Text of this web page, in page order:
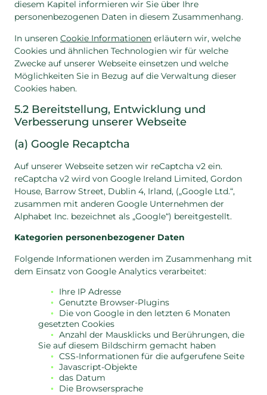
diesem Kapitel informieren wir Sie über Ihre
personenbezogenen Daten in diesem Zusammenhang.
In unseren Cookie Informationen erläutern wir, welche
Cookies und ähnlichen Technologien wir für welche
Zwecke auf unserer Webseite einsetzen und welche
Möglichkeiten Sie in Bezug auf die Verwaltung dieser
Cookies haben.
5.2 Bereitstellung, Entwicklung und
Verbesserung unserer Webseite
(a) Google Recaptcha
Auf unserer Webseite setzen wir reCaptcha v2 ein.
reCaptcha v2 wird von Google Ireland Limited, Gordon
House, Barrow Street, Dublin 4, Irland, („Google Ltd.“,
zusammen mit anderen Google Unternehmen der
Alphabet Inc. bezeichnet als „Google“) bereitgestellt.
Kategorien personenbezogener Daten
Folgende Informationen werden im Zusammenhang mit
dem Einsatz von Google Analytics verarbeitet:
Ihre IP Adresse
Genutzte Browser-Plugins
Die von Google in den letzten 6 Monaten
gesetzten Cookies
Anzahl der Mausklicks und Berührungen, die
Sie auf diesem Bildschirm gemacht haben
CSS-Informationen für die aufgerufene Seite
Javascript-Objekte
das Datum
Die Browsersprache